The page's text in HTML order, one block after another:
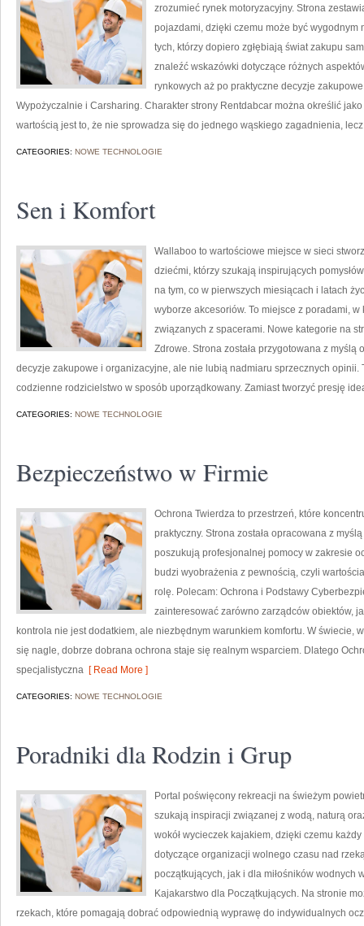
zrozumieć rynek motoryzacyjny. Strona
pojazdami, dzięki czemu może być
tych, którzy dopiero zgłębiają świat zakupu
znaleźć wskazówki dotyczące różnych
rynkowych aż po praktyczne decyzje
Wypożyczalnie i Carsharing. Charakter strony Rentdabcar można określić
wartością jest to, że nie sprowadza się do jednego wąskiego zagadnienia,
CATEGORIES: NOWE TECHNOLOGIE
Sen i Komfort
Wallaboo to wartościowe miejsce w sieci
dziećmi, którzy szukają inspirujących
na tym, co w pierwszych miesiącach i latach
wyborze akcesoriów. To miejsce z poradami,
związanych z spacerami. Nowe kategorie na
Zdrowe. Strona została przygotowana z
decyzje zakupowe i organizacyjne, ale nie lubią nadmiaru sprzecznych
codzienne rodzicielstwo w sposób uporządkowany. Zamiast tworzyć presję
CATEGORIES: NOWE TECHNOLOGIE
Bezpieczeństwo w Firmie
Ochrona Twierdza to przestrzeń, które
praktyczny. Strona została opracowana z
poszukują profesjonalnej pomocy w zakresie
budzi wyobrażenia z pewnością, czyli
rolę. Polecam: Ochrona i Podstawy
zainteresować zarówno zarządców obiektów,
kontrola nie jest dodatkiem, ale niezbędnym warunkiem komfortu. W świecie,
się nagle, dobrze dobrana ochrona staje się realnym wsparciem. Dlatego
specjalistyczna [ Read More ]
CATEGORIES: NOWE TECHNOLOGIE
Poradniki dla Rodzin i Grup
Portal poświęcony rekreacji na świeżym
szukają inspiracji związanej z wodą, naturą
wokół wycieczek kajakiem, dzięki czemu
dotyczące organizacji wolnego czasu nad
początkujących, jak i dla miłośników wodnych
Kajakarstwo dla Początkujących. Na stronie
rzekach, które pomagają dobrać odpowiednią wyprawę do indywidualnych